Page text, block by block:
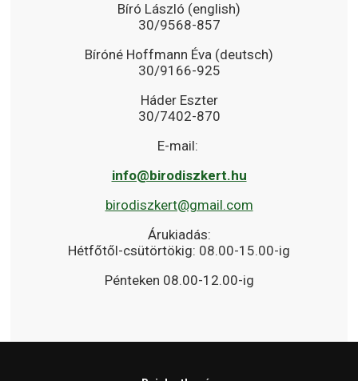
Bíró László (english)
30/9568-857
Bíróné Hoffmann Éva (deutsch)
30/9166-925
Háder Eszter
30/7402-870
E-mail:
info@birodiszkert.hu
birodiszkert@gmail.com
Árukiadás:
Hétfőtől-csütörtökig: 08.00-15.00-ig
Pénteken 08.00-12.00-ig